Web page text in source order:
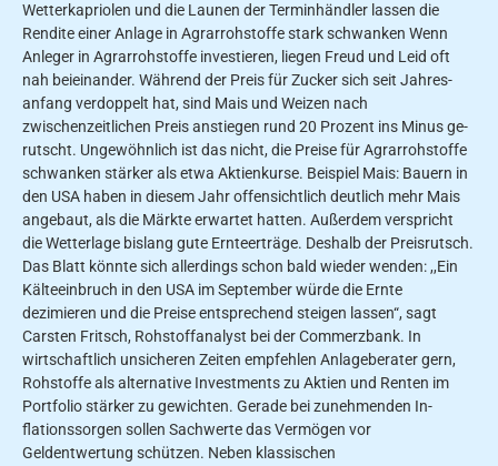
Wetterkapriolen und die Launen der Terminhändler lassen die
Rendite einer Anlage in Agrarrohstoffe stark schwanken Wenn
Anleger in Agrarrohstoffe investieren, liegen Freud und Leid oft
nah beieinander. Wäh­rend der Preis für Zucker sich seit Jahres­
anfang verdoppelt hat, sind Mais und Weizen nach
zwischenzeitlichen Preis­ anstiegen rund 20 Prozent ins Minus ge­
rutscht. Ungewöhnlich ist das nicht, die Preise für Agrarrohstoffe
schwanken stärker als etwa Aktienkurse. Beispiel Mais: Bauern in
den USA haben in die­sem Jahr offensichtlich deutlich mehr Mais
angebaut, als die Märkte erwartet hatten. Außerdem verspricht
die Wetterlage bislang gute Ernteerträge. Deshalb der Preisrutsch.
Das Blatt könnte sich allerdings schon bald wieder wenden: ,,Ein
Kälteeinbruch in den USA im Sep­tember würde die Ernte
dezimieren und die Preise entsprechend steigen lassen“, sagt
Carsten Fritsch, Rohstoffanalyst bei der Commerzbank. In
wirtschaftlich unsicheren Zeiten empfehlen Anlageberater gern,
Roh­stoffe als alternative Investments zu Aktien und Renten im
Portfolio stärker zu gewichten. Gerade bei zunehmenden In­
flationssorgen sollen Sachwerte das Vermögen vor
Geldentwertung schützen. Neben klassischen